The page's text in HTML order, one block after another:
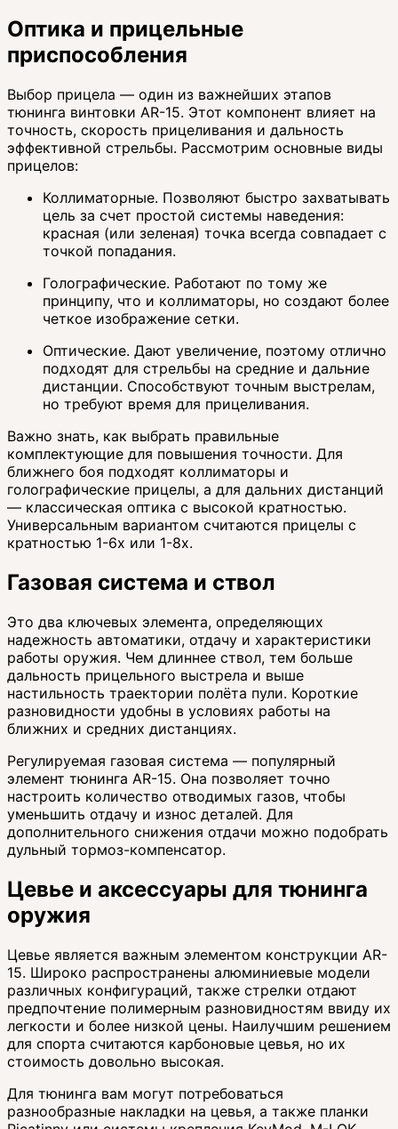
Оптика и прицельные
приспособления
Выбор прицела — один из важнейших этапов
тюнинга винтовки AR-15. Этот компонент влияет на
точность, скорость прицеливания и дальность
эффективной стрельбы. Рассмотрим основные виды
прицелов:
Коллиматорные. Позволяют быстро захватывать
цель за счет простой системы наведения:
красная (или зеленая) точка всегда совпадает с
точкой попадания.
Голографические. Работают по тому же
принципу, что и коллиматоры, но создают более
четкое изображение сетки.
Оптические. Дают увеличение, поэтому отлично
подходят для стрельбы на средние и дальние
дистанции. Способствуют точным выстрелам,
но требуют время для прицеливания.
Важно знать, как выбрать правильные
комплектующие для повышения точности. Для
ближнего боя подходят коллиматоры и
голографические прицелы, а для дальних дистанций
— классическая оптика с высокой кратностью.
Универсальным вариантом считаются прицелы с
кратностью 1-6x или 1-8x.
Газовая система и ствол
Это два ключевых элемента, определяющих
надежность автоматики, отдачу и характеристики
работы оружия. Чем длиннее ствол, тем больше
дальность прицельного выстрела и выше
настильность траектории полёта пули. Короткие
разновидности удобны в условиях работы на
ближних и средних дистанциях.
Регулируемая газовая система — популярный
элемент тюнинга AR-15. Она позволяет точно
настроить количество отводимых газов, чтобы
уменьшить отдачу и износ деталей. Для
дополнительного снижения отдачи можно подобрать
дульный тормоз-компенсатор.
Цевье и аксессуары для тюнинга
оружия
Цевье является важным элементом конструкции AR-
15. Широко распространены алюминиевые модели
различных конфигураций, также стрелки отдают
предпочтение полимерным разновидностям ввиду их
легкости и более низкой цены. Наилучшим решением
для спорта считаются карбоновые цевья, но их
стоимость довольно высокая.
Для тюнинга вам могут потребоваться
разнообразные накладки на цевья, а также планки